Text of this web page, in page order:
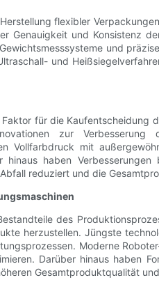
flexibler
Genauigkeit und Konsistenz
und
und
für die Kaufentscheidung
zur
Vollfarbdruck mit
haben
reduziert und die
des
herzustellen. Jüngste
Moderne
Darüber hinaus haben
Gesamtproduktqualität